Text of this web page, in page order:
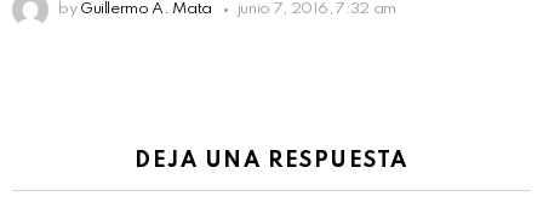
by Guillermo A. Mata junio 7, 2016, 7:32 am
DEJA UNA RESPUESTA